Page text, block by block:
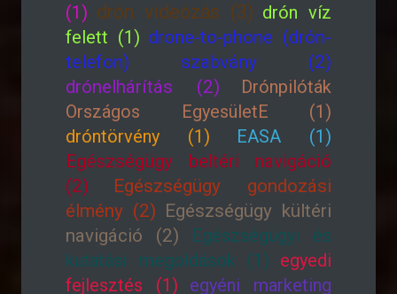
(1) drón videózás (3) drón víz
felett (1) drone-to-phone (drón-
telefon) szabvány (2)
drónelhárítás (2)
Drónpilóták
Országos EgyesületE (1)
dróntörvény (1)
EASA (1)
Egészségügy beltéri navigáció
(2)
Egészségügy gondozási
élmény (2) Egészségügy kültéri
navigáció (2)
Egészségügyi és
kutatási megoldások (1) egyedi
fejlesztés (1)
egyéni marketing